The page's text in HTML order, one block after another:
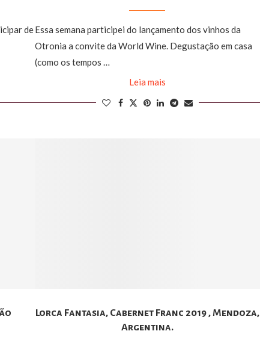
deEssa semana participei do lançamento dos vinhos da
Otronia a convite da World Wine. Degustação em casa
(como os tempos …
Leia mais
Lorca Fantasia, Cabernet Franc 2019 , Mendoza,
Argentina.